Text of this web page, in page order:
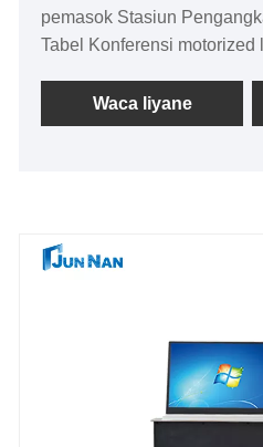
pemasok Stasiun
Tabel Konferensi motorized
digunakake kanggo senior
konferensi, dibangun ing
bantuan nyuda gulu lan bali
fungsi anti-jiwit kanggo
proses ngangkat lan
aman, didhelikake
Waca liyane